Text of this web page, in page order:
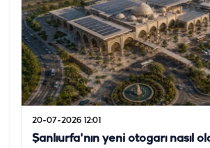
20-07-2026 12:01
Şanlıurfa'nın yeni otogarı nasıl